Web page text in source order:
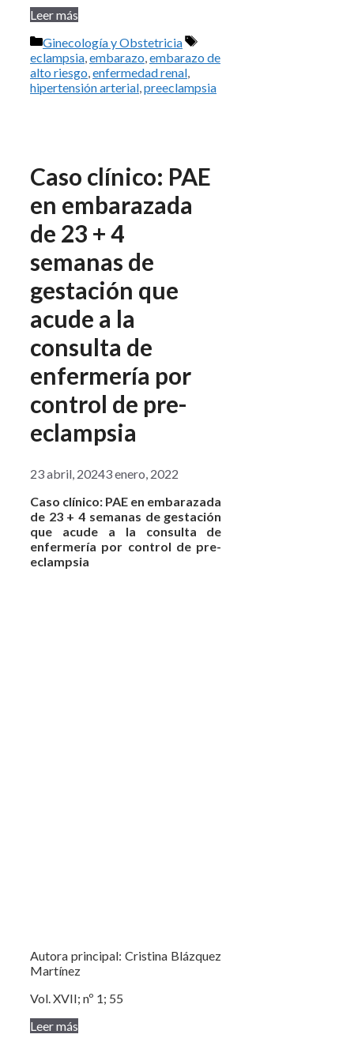
Leer más
Categorías
Ginecología y Obstetricia
Etiquetas
eclampsia,embarazo,embarazo de
alto riesgo,enfermedad renal,
hipertensión arterial,preeclampsia
Caso clínico: PAE
en embarazada
de 23 + 4
semanas de
gestación que
acude a la
consulta de
enfermería por
control de pre-
eclampsia
23 abril, 20243 enero, 2022
Caso clínico: PAE en embarazada
de 23 + 4 semanas de gestación
que acude a la consulta de
enfermería por control de pre-
eclampsia
Autora principal: Cristina Blázquez
Martínez
Vol. XVII; nº 1; 55
Leer más